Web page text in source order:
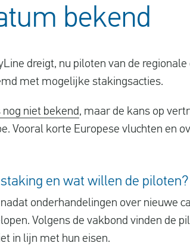
bekend
dreigt, nu piloten van de
met mogelijke stakingsacties.
niet bekend, maar de kans op
Vooral korte Europese vluchten en
en wat willen de piloten?
onderhandelingen over nieuwe
Volgens de vakbond vinden de
in lijn met hun eisen.